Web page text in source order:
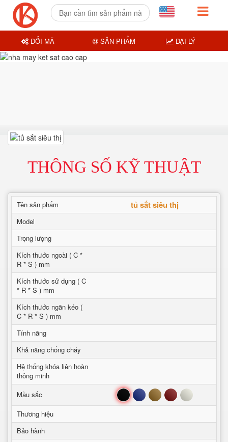
THÔNG SỐ KỸ THUẬT
Tên sản phẩm tủ sắt siêu thị
Model
Trọng lượng
Kích thước ngoài ( C *
R * S ) mm
Kích thước sử dụng ( C
* R * S ) mm
Kích thước ngăn kéo (
C * R * S ) mm
Tính năng
Khả năng chống cháy
Hệ thống khóa liên hoàn
thông minh
Mầu sắc
Đen Xanh Nâu Đỏ Trắng
Thương hiệu
Bảo hành
ĐỔI MÃ SẢN PHẨM ĐẠI LÝ